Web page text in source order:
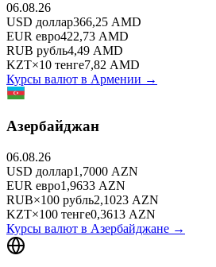
06.08.26
USD доллар366,25 AMD
EUR евро422,73 AMD
RUB рубль4,49 AMD
KZT×10 тенге7,82 AMD
Курсы валют в Армении →
Азербайджан
06.08.26
USD доллар1,7000 AZN
EUR евро1,9633 AZN
RUB×100 рубль2,1023 AZN
KZT×100 тенге0,3613 AZN
Курсы валют в Азербайджане →